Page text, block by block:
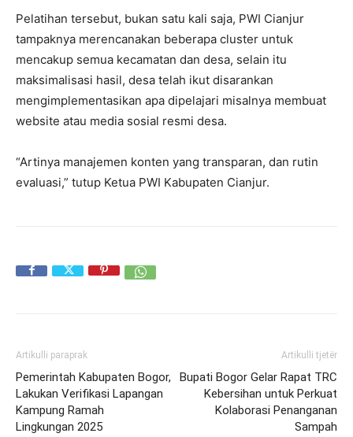
Pelatihan tersebut, bukan satu kali saja, PWI Cianjur
tampaknya merencanakan beberapa cluster untuk
mencakup semua kecamatan dan desa, selain itu
maksimalisasi hasil, desa telah ikut disarankan
mengimplementasikan apa dipelajari misalnya membuat
website atau media sosial resmi desa.
“Artinya manajemen konten yang transparan, dan rutin
evaluasi,” tutup Ketua PWI Kabupaten Cianjur.
Artikulli paraprak
Pemerintah Kabupaten Bogor,
Lakukan Verifikasi Lapangan
Kampung Ramah
Lingkungan 2025
Artikulli tjetër
Bupati Bogor Gelar Rapat TRC
Kebersihan untuk Perkuat
Kolaborasi Penanganan
Sampah